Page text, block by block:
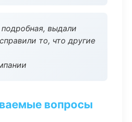
выдали
то, что другие
вопросы